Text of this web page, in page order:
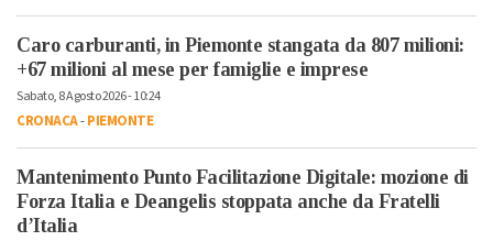
Caro carburanti, in Piemonte stangata da 807 milioni:
+67 milioni al mese per famiglie e imprese
Sabato, 8 Agosto 2026 - 10:24
CRONACA-PIEMONTE
Mantenimento Punto Facilitazione Digitale: mozione di
Forza Italia e Deangelis stoppata anche da Fratelli
d’Italia